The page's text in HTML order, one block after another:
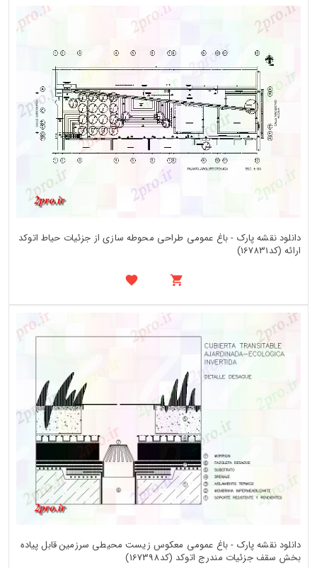
دانلود نقشه پارک - باغ عمومی طراحی محوطه سازی از جزئیات حیاط اتوکد
ارائه (کد167831)
دانلود نقشه پارک - باغ عمومی معکوس زیست محیطی سرزمین قابل پیاده
بخش سقف جزئیات مندرج اتوکد (کد167398)